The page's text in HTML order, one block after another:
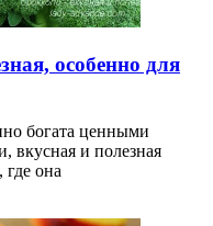
особенно для
богата ценными
вкусная и полезная
она